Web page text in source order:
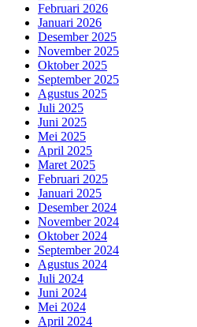
Februari 2026
Januari 2026
Desember 2025
November 2025
Oktober 2025
September 2025
Agustus 2025
Juli 2025
Juni 2025
Mei 2025
April 2025
Maret 2025
Februari 2025
Januari 2025
Desember 2024
November 2024
Oktober 2024
September 2024
Agustus 2024
Juli 2024
Juni 2024
Mei 2024
April 2024